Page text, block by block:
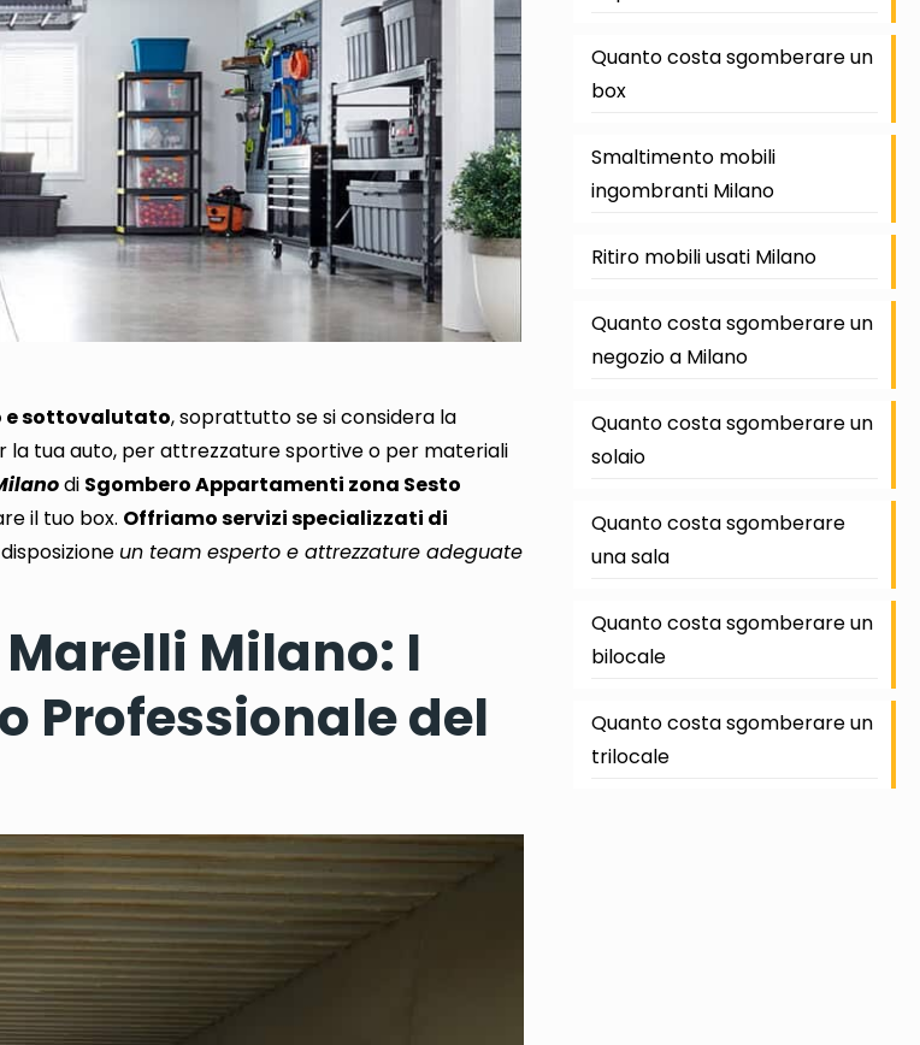
e sottovalutato, soprattuttose si considera la
la tua auto, per attrezzature sportive o per materiali
di Sgombero Appartamenti zona Sesto
il tuo box. Offriamo servizi specializzati di
un team esperto e attrezzature adeguate
Milano: I
Professionale del
Quanto costa sgomberare un
box
Smaltimento mobili
ingombranti Milano
Ritiro mobili usati Milano
Quanto costa sgomberare un
negozio a Milano
Quanto costa sgomberare un
solaio
Quanto costa sgomberare
una sala
Quanto costa sgomberare un
bilocale
Quanto costa sgomberare un
trilocale